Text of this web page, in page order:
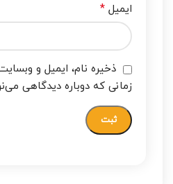
ایمیل *
ذخیره نام، ایمیل و
زمانی که دوباره دیدگاهی